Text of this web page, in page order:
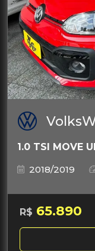
1.0 TSI MOVE
2018/2019
R$ 65.890